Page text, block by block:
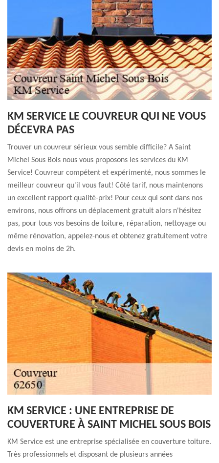
KM SERVICE LE COUVREUR QUI NE VOUS
DÉCEVRA PAS
Trouver un couvreur sérieux vous semble difficile? A Saint
Michel Sous Bois nous vous proposons les services du KM
Service! Couvreur compétent et expérimenté, nous sommes le
meilleur couvreur qu'il vous faut! Côté tarif, nous maintenons
un excellent rapport qualité-prix! Pour ceux qui sont dans nos
environs, nous offrons un déplacement gratuit alors n'hésitez
pas, pour tous vos besoins de toiture, réparation, nettoyage ou
même rénovation, appelez-nous et obtenez gratuitement votre
devis en moins de 2h.
KM SERVICE : UNE ENTREPRISE DE
COUVERTURE À SAINT MICHEL SOUS BOIS
KM Service est une entreprise spécialisée en couverture toiture.
Très professionnels et disposant de plusieurs années